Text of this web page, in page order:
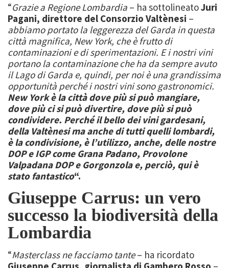
“Grazie a Regione Lombardia – ha sottolineatoJuri
Pagani, direttore del Consorzio Valtènesi –
abbiamo portato la leggerezza del Garda in questa
città magnifica, New York, che è frutto di
contaminazioni e di sperimentazioni. E i nostri vini
portano la contaminazione che ha da sempre avuto
il Lago di Garda e, quindi, per noi è una grandissima
opportunità perché i nostri vini sono gastronomici.
New York è la città dove più si può mangiare,
dove più ci si può divertire, dove più si può
condividere. Perché il bello dei vini gardesani,
della Valtènesi ma anche di tutti quelli lombardi,
è la condivisione, è l’utilizzo, anche, delle nostre
DOP e IGP come Grana Padano, Provolone
Valpadana DOP e Gorgonzola e, perciò, qui è
stato fantastico“.
Giuseppe Carrus: un vero
successo la biodiversità della
Lombardia
“Masterclass ne facciamo tante– ha ricordato